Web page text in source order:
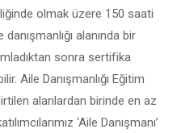
olmak üzere 150 saati
alanında bir
sonra sertifika
Aile Danışmanlığı Eğitim
alanlardan birinde en az
‘Aile Danışmanı’